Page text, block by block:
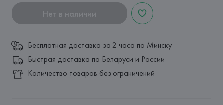
Нет в наличии
Бесплатная доставка за 2 часа по Минску
Быстрая доставка по Беларуси и России
Количество товаров без ограничений